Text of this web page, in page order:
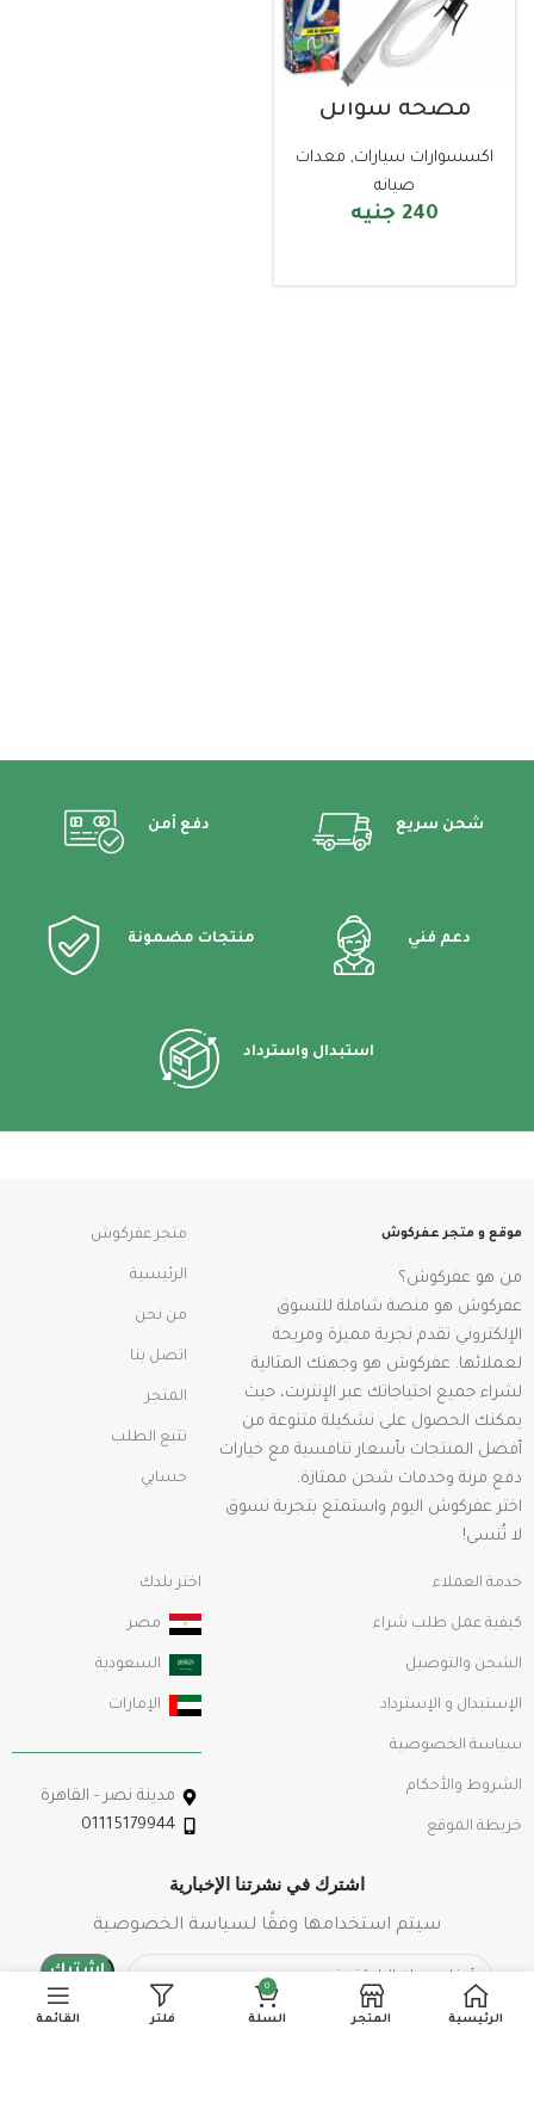
مضخة سوائل
اكسسوارات سيارات, معدات
صيانه
240 جنيه
شحن سريع دفع أمن
دعم فني منتجات مضمونة
استبدال واسترداد
موقع و متجر عفركوش
من هو عفركوش؟
عفركوش هو منصة شاملة للتسوق
الإلكتروني تقدم تجربة مميزة ومريحة
لعملائها. عفركوش هو وجهتك المثالية
لشراء جميع احتياجاتك عبر الإنترنت، حيث
يمكنك الحصول على تشكيلة متنوعة من
أفضل المنتجات بأسعار تنافسية مع خيارات
دفع مرنة وخدمات شحن ممتازة.
اختر عفركوش اليوم واستمتع بتجربة تسوق
لا تُنسى!
متجر عفركوش
الرئيسية
من نحن
اتصل بنا
المتجر
تتبع الطلب
حسابي
خدمة العملاء
كيفية عمل طلب شراء
الشحن والتوصيل
الإستبدال و الإسترداد
سياسة الخصوصية
الشروط والأحكام
خريطة الموقع
اختر بلدك
مصر
السعودية
الإمارات
مدينة نصر - القاهرة
01115179944
اشترك في نشرتنا الإخبارية
سيتم استخدامها وفقًا لسياسة الخصوصية
الرئيسية المتجر
0
السلة فلتر القائمة